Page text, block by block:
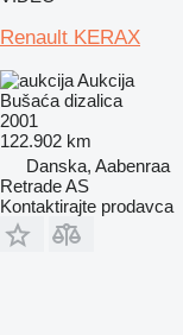
Renault KERAX
Aukcija
Bušaća dizalica
2001
122.902 km
Danska, Aabenraa
Retrade AS
Kontaktirajte prodavca